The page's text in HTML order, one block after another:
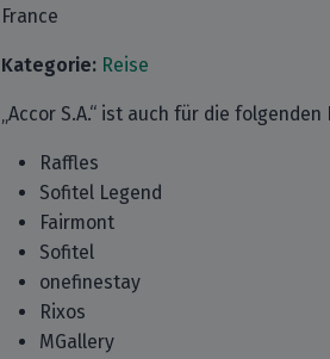
France
Kategorie: Reise
„Accor S.A.“ ist auch für die
Raffles
Sofitel Legend
Fairmont
Sofitel
onefinestay
Rixos
MGallery